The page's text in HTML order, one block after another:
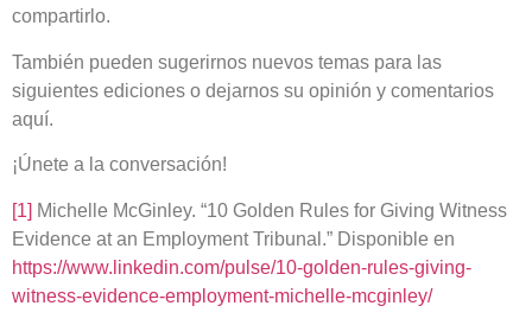
compartirlo.
También pueden sugerirnos nuevos temas para las
siguientes ediciones o dejarnos su opinión y comentarios
aquí.
¡Únete a la conversación!
[1] Michelle McGinley. “10 Golden Rules for Giving Witness
Evidence at an Employment Tribunal.” Disponible en
https://www.linkedin.com/pulse/10-golden-rules-giving-
witness-evidence-employment-michelle-mcginley/